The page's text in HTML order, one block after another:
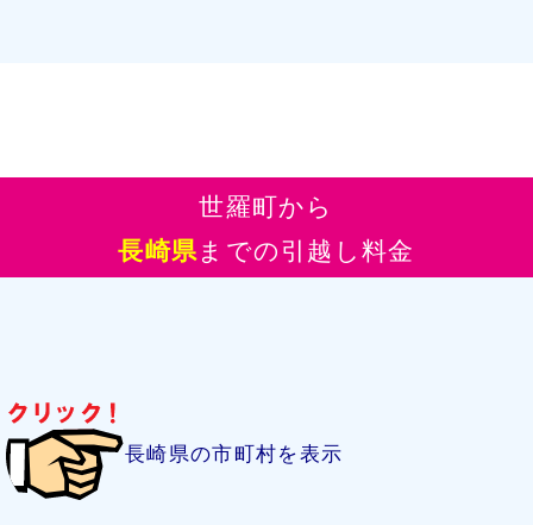
世羅町から
長崎県までの引越し料金
長崎県の市町村を表示